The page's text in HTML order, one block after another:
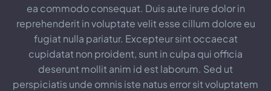
ea commodo consequat. Duis aute irure dolor in
reprehenderit in voluptate velit esse cillum dolore eu
fugiat nulla pariatur. Excepteur sint occaecat
cupidatat non proident, sunt in culpa qui officia
deserunt mollit anim id est laborum. Sed ut
perspiciatis unde omnis iste natus error sit voluptatem